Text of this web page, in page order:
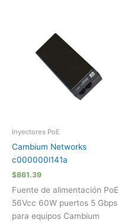
Inyectores PoE
Cambium Networks
c000000l141a
$861.39
Fuente de alimentación PoE
56Vcc 60W puertos 5 Gbps
para equipos Cambium